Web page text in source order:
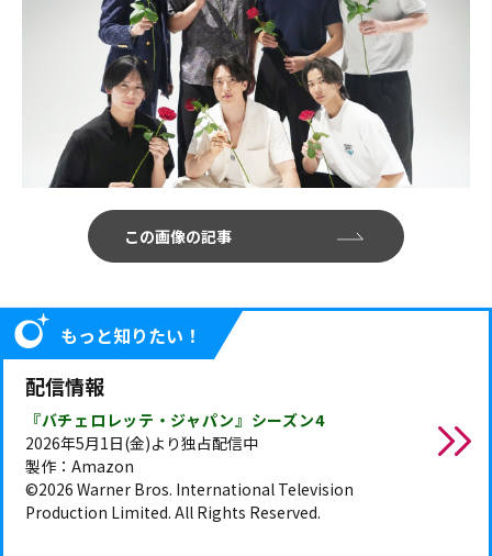
この画像の記事
もっと知りたい！
配信情報
『バチェロレッテ・ジャパン』シーズン4
2026年5月1日(金)より独占配信中
製作：Amazon
©2026 Warner Bros. International Television
Production Limited. All Rights Reserved.